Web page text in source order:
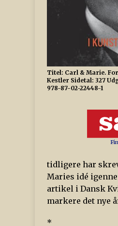
Titel: Carl & Marie.
Kestler Sidetal: 327
978-87-02-22448-1
tidligere har
Maries idé
artikel i Dansk
markere det nye
*